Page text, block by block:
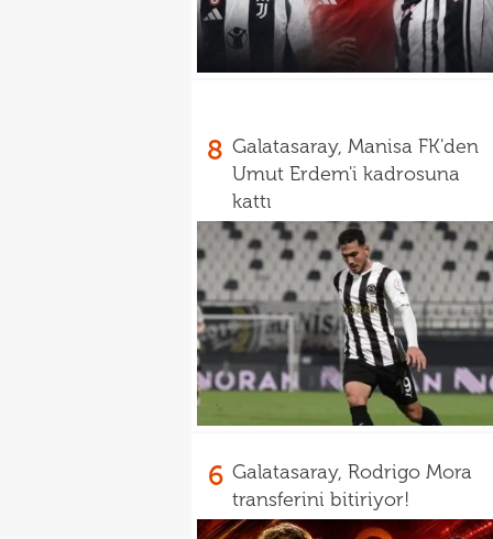
8 Galatasaray, Manisa FK'den
Umut Erdem'i kadrosuna
kattı
6 Galatasaray, Rodrigo Mora
transferini bitiriyor!